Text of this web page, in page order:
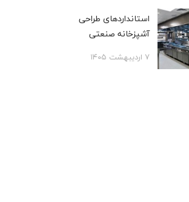
استانداردهای طراحی
آشپزخانه صنعتی
۷ اردیبهشت ۱۴۰۵